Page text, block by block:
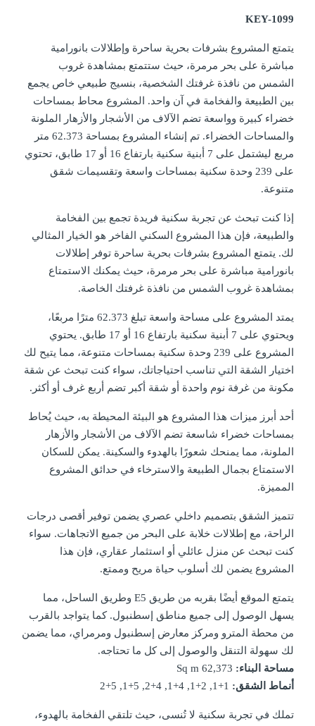
KEY-1099
يتمتع المشروع بشرفات بحرية ساحرة وإطلالات بانورامية
مباشرة على بحر مرمرة، حيث ستتمتع بمشاهدة غروب
الشمس من نافذة غرفتك الشخصية، بنسيج طبيعي خاص يجمع
بين الطبيعة والفخامة في آن واحد. المشروع محاط بمساحات
خضراء كبيرة وواسعة تضم الآلاف من الأشجار والأزهار الملونة
والمساحات الخضراء. تم إنشاء المشروع بمساحة 62.373 متر
مربع ليشتمل على 7 أبنية سكنية بارتفاع 16 أو 17 طابق، تحتوي
على 239 وحدة سكنية بمساحات واسعة وتقسيمات شقق
متنوعة.
إذا كنت تبحث عن تجربة سكنية فريدة تجمع بين الفخامة
والطبيعة، فإن هذا المشروع السكني الفاخر هو الخيار المثالي
لك. يتمتع المشروع بشرفات بحرية ساحرة توفر إطلالات
بانورامية مباشرة على بحر مرمرة، حيث يمكنك الاستمتاع
بمشاهدة غروب الشمس من نافذة غرفتك الخاصة.
يمتد المشروع على مساحة واسعة تبلغ 62.373 مترًا مربعًا،
ويحتوي على 7 أبنية سكنية بارتفاع 16 أو 17 طابق. يحتوي
المشروع على 239 وحدة سكنية بمساحات متنوعة، مما يتيح لك
اختيار الشقة التي تناسب احتياجاتك، سواء كنت تبحث عن شقة
مكونة من غرفة نوم واحدة أو شقة أكبر تضم أربع غرف أو أكثر.
أحد أبرز ميزات هذا المشروع هو البيئة المحيطة به، حيث يُحاط
بمساحات خضراء شاسعة تضم الآلاف من الأشجار والأزهار
الملونة، مما يمنحك شعورًا بالهدوء والسكينة. يمكن للسكان
الاستمتاع بجمال الطبيعة والاسترخاء في حدائق المشروع
المميزة.
تتميز الشقق بتصميم داخلي عصري يضمن توفير أقصى درجات
الراحة، مع إطلالات خلابة على البحر من جميع الاتجاهات. سواء
كنت تبحث عن منزل عائلي أو استثمار عقاري، فإن هذا
المشروع يضمن لك أسلوب حياة مريح وممتع.
يتمتع الموقع أيضًا بقربه من طريق E5 وطريق الساحل، مما
يسهل الوصول إلى جميع مناطق إسطنبول. كما يتواجد بالقرب
من محطة المترو ومركز معارض إسطنبول ومرمراي، مما يضمن
لك سهولة التنقل والوصول إلى كل ما تحتاجه.
مساحة البناء:
أنماط الشقق:
تملك في تجربة سكنية لا تُنسى، حيث تلتقي الفخامة بالهدوء،